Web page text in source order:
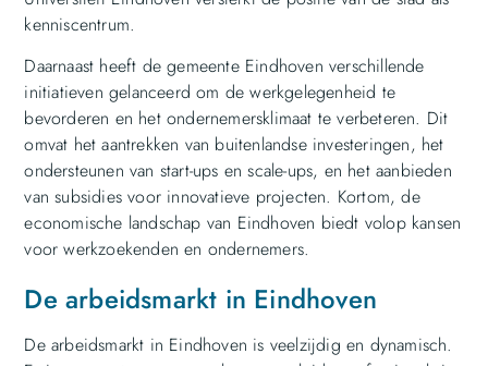
kenniscentrum.
Daarnaast heeft de gemeente Eindhoven verschillende
initiatieven gelanceerd om de werkgelegenheid te
bevorderen en het ondernemersklimaat te verbeteren. Dit
omvat het aantrekken van buitenlandse investeringen, het
ondersteunen van start-ups en scale-ups, en het aanbieden
van subsidies voor innovatieve projecten. Kortom, de
economische landschap van Eindhoven biedt volop kansen
voor werkzoekenden en ondernemers.
De arbeidsmarkt in Eindhoven
De arbeidsmarkt in Eindhoven is veelzijdig en dynamisch.